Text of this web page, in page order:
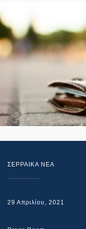
ΣΕΡΡΑΙΚΑ ΝΕΑ
29 Απριλίου, 2021